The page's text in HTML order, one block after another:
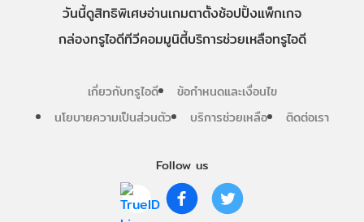
Follow us
วันนี้ดูสิทธิพิเศษอ่านเกมตาตั้งช้อปปิ้งแพ็กเกจ
กล่องทรูไอดีทีวีคอมมูนิตี้บริการช่วยเหลือทรูไอดี
เกี่ยวกับทรูไอดี
ข้อกำหนดและเงื่อนไข
นโยบายความเป็นส่วนตัว
บริการช่วยเหลือ ติดต่อเรา